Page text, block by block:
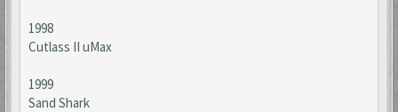
1998
Cutlass II uMax
1999
Sand Shark